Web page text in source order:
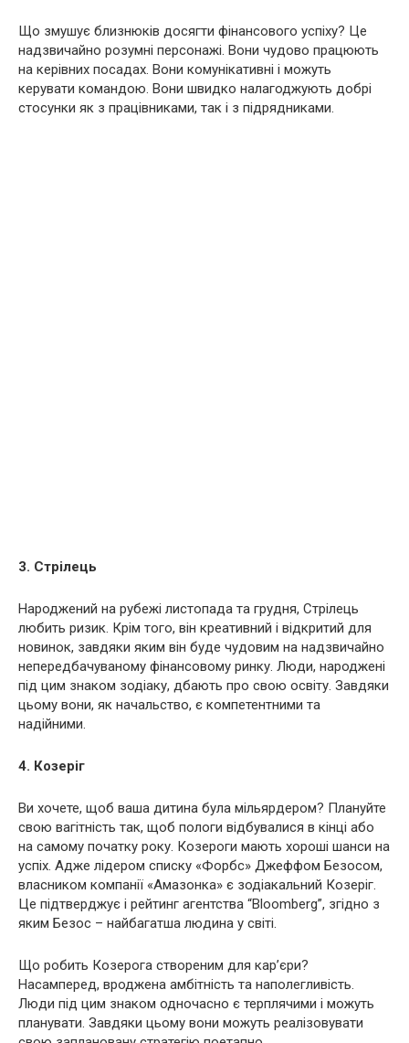
Що змушує близнюків досягти фінансового успіху? Це
надзвичайно розумні персонажі. Вони чудово працюють
на керівних посадах. Вони комунікативні і можуть
керувати командою. Вони швидко налагоджують добрі
стосунки як з працівниками, так і з підрядниками.
3. Стрілець
Народжений на рубежі листопада та грудня, Стрілець
любить ризик. Крім того, він креативний і відкритий для
новинок, завдяки яким він буде чудовим на надзвичайно
непередбачуваному фінансовому ринку. Люди, народжені
під цим знаком зодіаку, дбають про свою освіту. Завдяки
цьому вони, як начальство, є компетентними та
надійними.
4. Козеріг
Ви хочете, щоб ваша дитина була мільярдером? Плануйте
свою вагітність так, щоб пологи відбувалися в кінці або
на самому початку року. Козероги мають хороші шанси на
успіх. Адже лідером списку «Форбс» Джеффом Безосом,
власником компанії «Амазонка» є зодіакальний Козеріг.
Це підтверджує і рейтинг агентства “Bloomberg”, згідно з
яким Безос – найбагатша людина у світі.
Що робить Козерога створеним для кар’єри?
Насамперед, вроджена амбітність та наполегливість.
Люди під цим знаком одночасно є терплячими і можуть
планувати. Завдяки цьому вони можуть реалізовувати